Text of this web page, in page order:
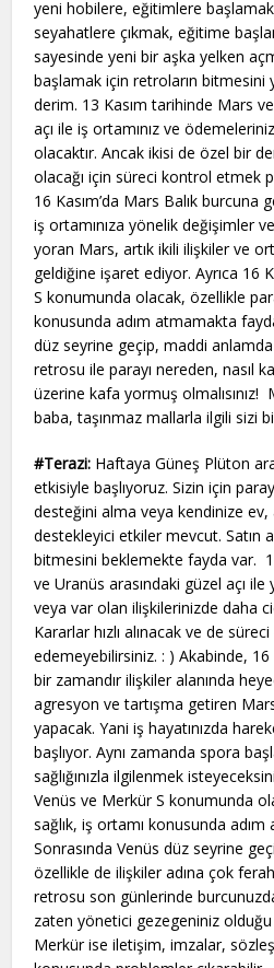
yeni hobilere, eğitimlere
seyahatlere çıkmak, eğitime
sayesinde yeni bir aşka yelken
başlamak için retroların bitmesini
derim. 13 Kasım tarihinde Mars
açı ile iş ortamınız ve
olacaktır. Ancak ikisi de özel bir
olacağı için süreci kontrol etmek
16 Kasım’da Mars Balık burcuna
iş ortamınıza yönelik değişimler
yoran Mars, artık ikili ilişkiler ve
geldiğine işaret ediyor. Ayrıca 16
S konumunda olacak, özellikle
konusunda adım atmamakta
düz seyrine geçip, maddi anlamda
retrosu ile parayı nereden, nasıl
üzerine kafa yormuş
baba, taşınmaz mallarla ilgili sizi
#Terazi: Haftaya Güneş Plüton
etkisiyle başlıyoruz. Sizin için
desteğini alma veya kendinize
destekleyici etkiler mevcut. Satın
bitmesini beklemekte fayda var.
ve Uranüs arasındaki güzel açı
veya var olan ilişkilerinizde daha
Kararlar hızlı alınacak ve de
edemeyebilirsiniz. : ) Akabinde, 16
bir zamandır ilişkiler alanında
agresyon ve tartışma getiren
yapacak. Yani iş hayatınızda
başlıyor. Aynı zamanda spora
sağlığınızla ilgilenmek
Venüs ve Merkür S konumunda
sağlık, iş ortamı konusunda
Sonrasında Venüs düz seyrine
özellikle de ilişkiler adına çok
retrosu son günlerinde
zaten yönetici gezegeniniz olduğu
Merkür ise iletişim, imzalar,